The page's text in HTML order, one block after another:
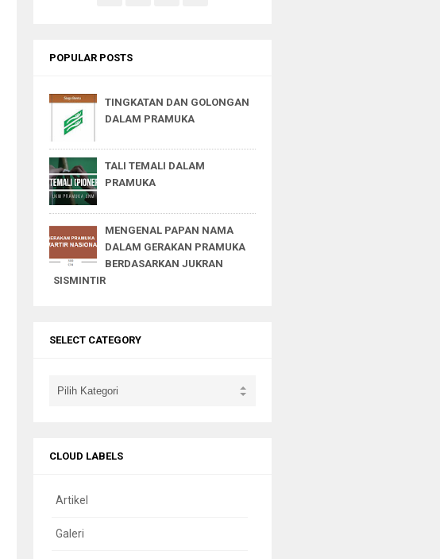
POPULAR POSTS
TINGKATAN DAN GOLONGAN
DALAM PRAMUKA
TALI TEMALI DALAM
PRAMUKA
MENGENAL PAPAN NAMA
DALAM GERAKAN PRAMUKA
BERDASARKAN JUKRAN
SISMINTIR
SELECT CATEGORY
CLOUD LABELS
Artikel
Galeri